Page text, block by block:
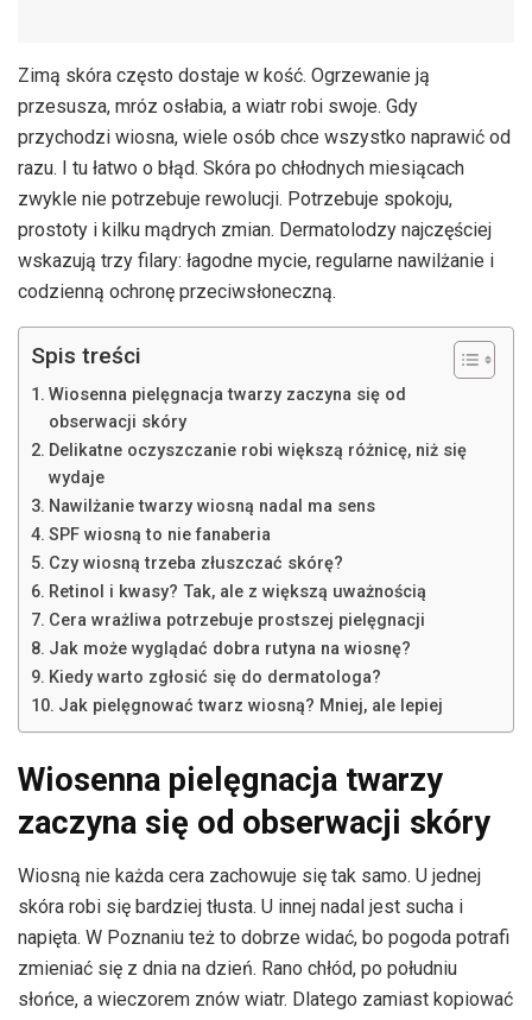
Zimą skóra często dostaje w kość. Ogrzewanie ją
przesusza, mróz osłabia, a wiatr robi swoje. Gdy
przychodzi wiosna, wiele osób chce wszystko naprawić od
razu. I tu łatwo o błąd. Skóra po chłodnych miesiącach
zwykle nie potrzebuje rewolucji. Potrzebuje spokoju,
prostoty i kilku mądrych zmian. Dermatolodzy najczęściej
wskazują trzy filary: łagodne mycie, regularne nawilżanie i
codzienną ochronę przeciwsłoneczną.
Spis treści
Wiosenna pielęgnacja twarzy zaczyna się od
obserwacji skóry
Delikatne oczyszczanie robi większą różnicę, niż się
wydaje
Nawilżanie twarzy wiosną nadal ma sens
SPF wiosną to nie fanaberia
Czy wiosną trzeba złuszczać skórę?
Retinol i kwasy? Tak, ale z większą uważnością
Cera wrażliwa potrzebuje prostszej pielęgnacji
Jak może wyglądać dobra rutyna na wiosnę?
Kiedy warto zgłosić się do dermatologa?
Jak pielęgnować twarz wiosną? Mniej, ale lepiej
Wiosenna pielęgnacja twarzy
zaczyna się od obserwacji skóry
Wiosną nie każda cera zachowuje się tak samo. U jednej
skóra robi się bardziej tłusta. U innej nadal jest sucha i
napięta. W Poznaniu też to dobrze widać, bo pogoda potrafi
zmieniać się z dnia na dzień. Rano chłód, po południu
słońce, a wieczorem znów wiatr. Dlatego zamiast kopiować